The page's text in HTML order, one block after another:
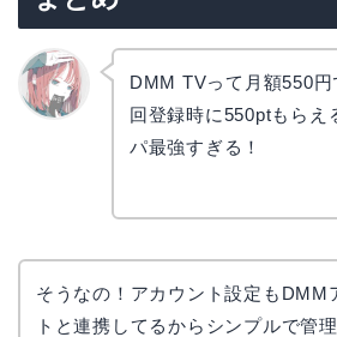
DMM TVって月額550
回登録時に550ptもらえ
パ最強すぎる！
そうなの！アカウント設定もDMM
トと連携してるからシンプルで管